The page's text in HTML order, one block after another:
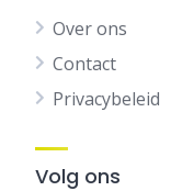
Over ons
Contact
Privacybeleid
Volg ons